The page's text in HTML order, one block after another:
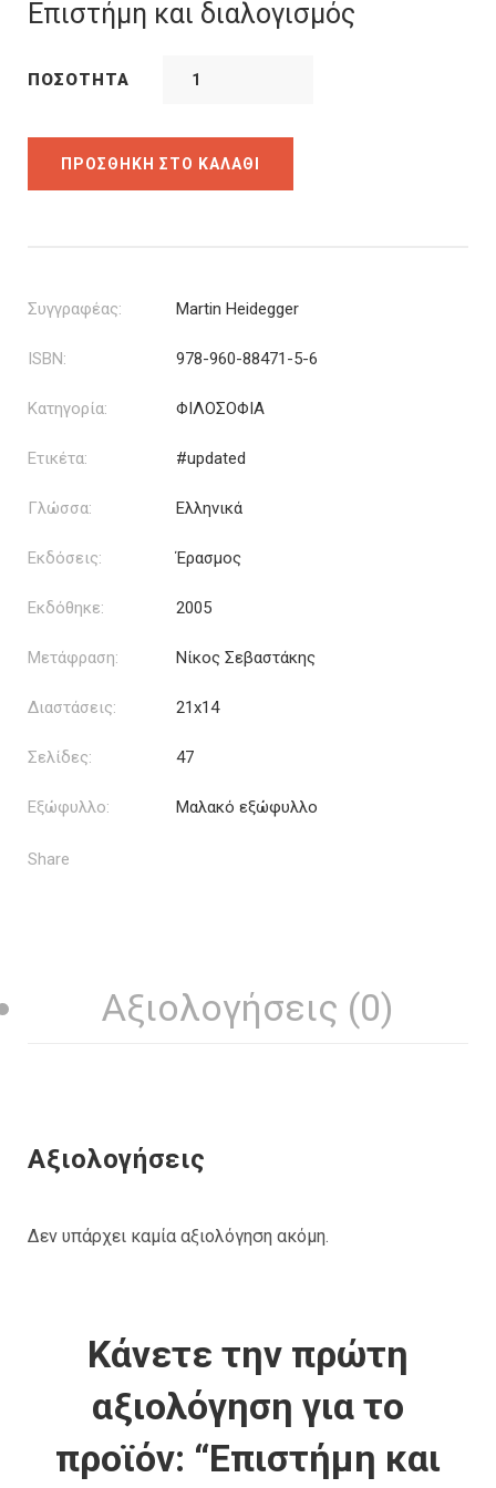
7.42€. είναι:
Επιστήμη και διαλογισμός
ΠΟΣΌΤΗΤΑ
ΠΡΟΣΘΉΚΗ ΣΤΟ ΚΑΛΆΘΙ
Συγγραφέας: Martin Heidegger
ISBN: 978-960-88471-5-6
Κατηγορία: ΦΙΛΟΣΟΦΙΑ
Ετικέτα: #updated
Γλώσσα: Ελληνικά
Εκδόσεις: Έρασμος
Εκδόθηκε: 2005
Μετάφραση: Νίκος Σεβαστάκης
Διαστάσεις: 21x14
Σελίδες: 47
Εξώφυλλο: Μαλακό εξώφυλλο
Share
Αξιολογήσεις (0)
Αξιολογήσεις
Δεν υπάρχει καμία αξιολόγηση ακόμη.
Κάνετε την πρώτη
αξιολόγηση για το
προϊόν: “Επιστήμη και